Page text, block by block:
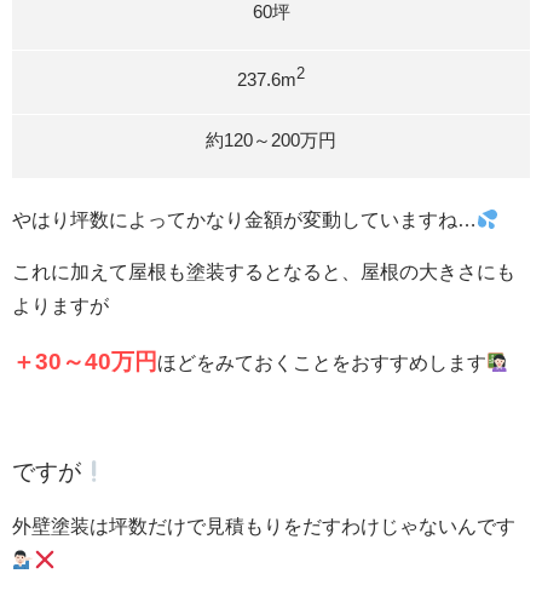
60坪
237.6m2
約120～200万円
やはり坪数によってかなり金額が変動していますね…
これに加えて屋根も塗装するとなると、屋根の大きさにも
よりますが
＋30～40万円 ほどをみておくことをおすすめします
ですが
外壁塗装は坪数だけで見積もりをだすわけじゃないんです